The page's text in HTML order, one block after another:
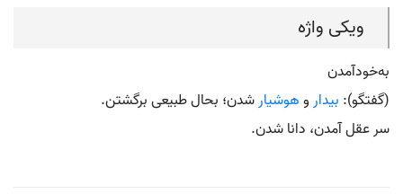
ویکی واژه
به‌خود‌آمدن
(گفتگو): بیداروهوشیارشدن؛ بحال طبیعی برگشتن.
سر عقل آمدن، دانا شدن.